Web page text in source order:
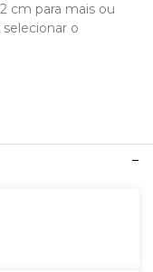
cm para mais ou
o